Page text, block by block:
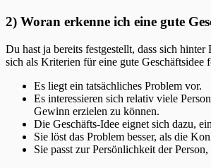
2) Woran erkenne ich eine gute
Du hast ja bereits festgestellt, dass sich
sich als Kriterien für eine gute Geschäftsidee
Es liegt ein tatsächliches Problem vor.
Es interessieren sich relativ viele
Gewinn erzielen zu können.
Die Geschäfts-Idee eignet sich dazu,
Sie löst das Problem besser, als die
Sie passt zur Persönlichkeit der